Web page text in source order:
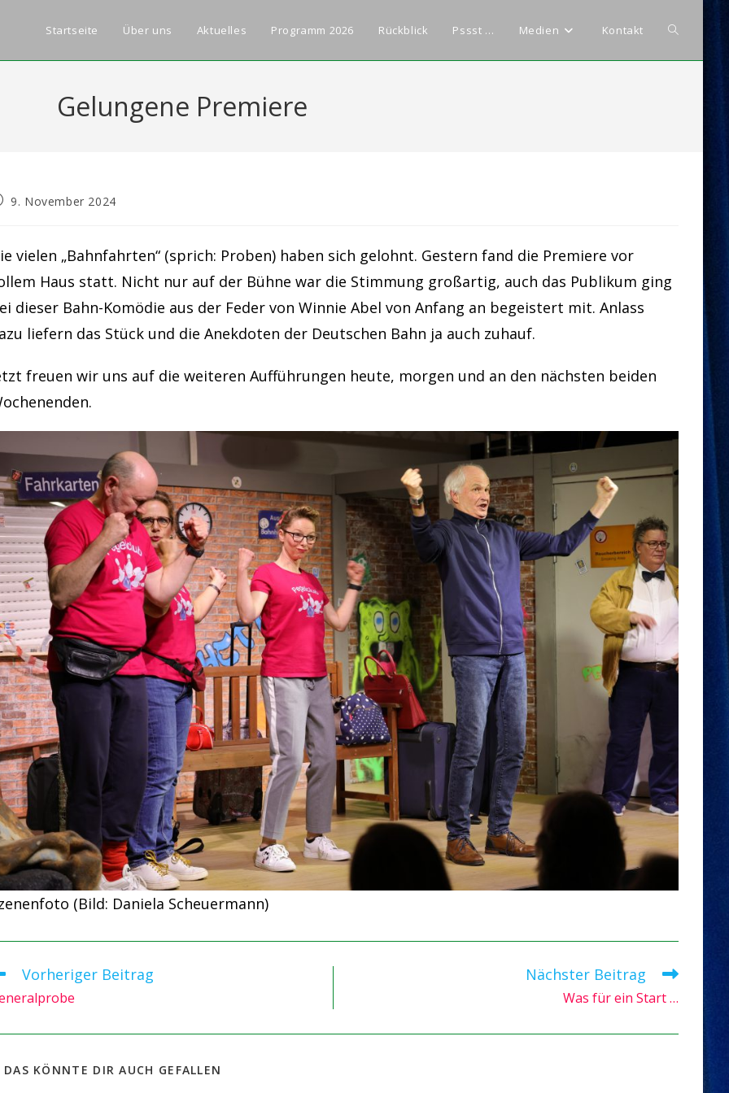
Startseite Über uns Aktuelles Programm 2026 Rückblick Pssst … Medien Kontakt Website-
Gelungene Premiere
9. November 2024
vielen „Bahnfahrten“ (sprich: Proben) haben sich gelohnt. Gestern fand die Premiere vor
Haus statt. Nicht nur auf der Bühne war die Stimmung großartig, auch das Publikum ging
dieser Bahn-Komödie aus der Feder von Winnie Abel von Anfang an begeistert mit. Anlass
liefern das Stück und die Anekdoten der Deutschen Bahn ja auch zuhauf.
freuen wir uns auf die weiteren Aufführungen heute, morgen und an den nächsten beiden
(Bild: Daniela Scheuermann)
Vorheriger Beitrag Nächster Beitrag
Was für ein Start …
DAS KÖNNTE DIR AUCH GEFALLEN